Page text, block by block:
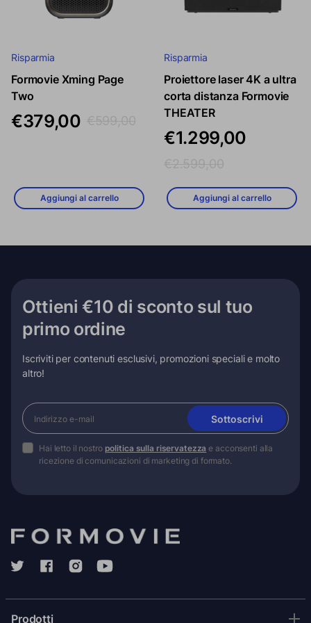
Risparmia
Formovie Xming Page
Two
Prezzo di vendita
€379,00
Prezzo regolare
Aggiungi al carrello
Risparmia
Proiettore laser 4K a ultra
corta distanza Formovie
THEATER
Prezzo di vendita
€1.299,00
Prezzo
Aggiungi al carrello
Ottieni €10 di sconto sul tuo
primo ordine
Iscriviti per contenuti esclusivi, promozioni speciali e molto
altro!
Sottoscrivi
Hai letto il nostro politica sulla riservatezza e acconsenti alla
ricezione di comunicazioni di marketing di formato.
Prodotti